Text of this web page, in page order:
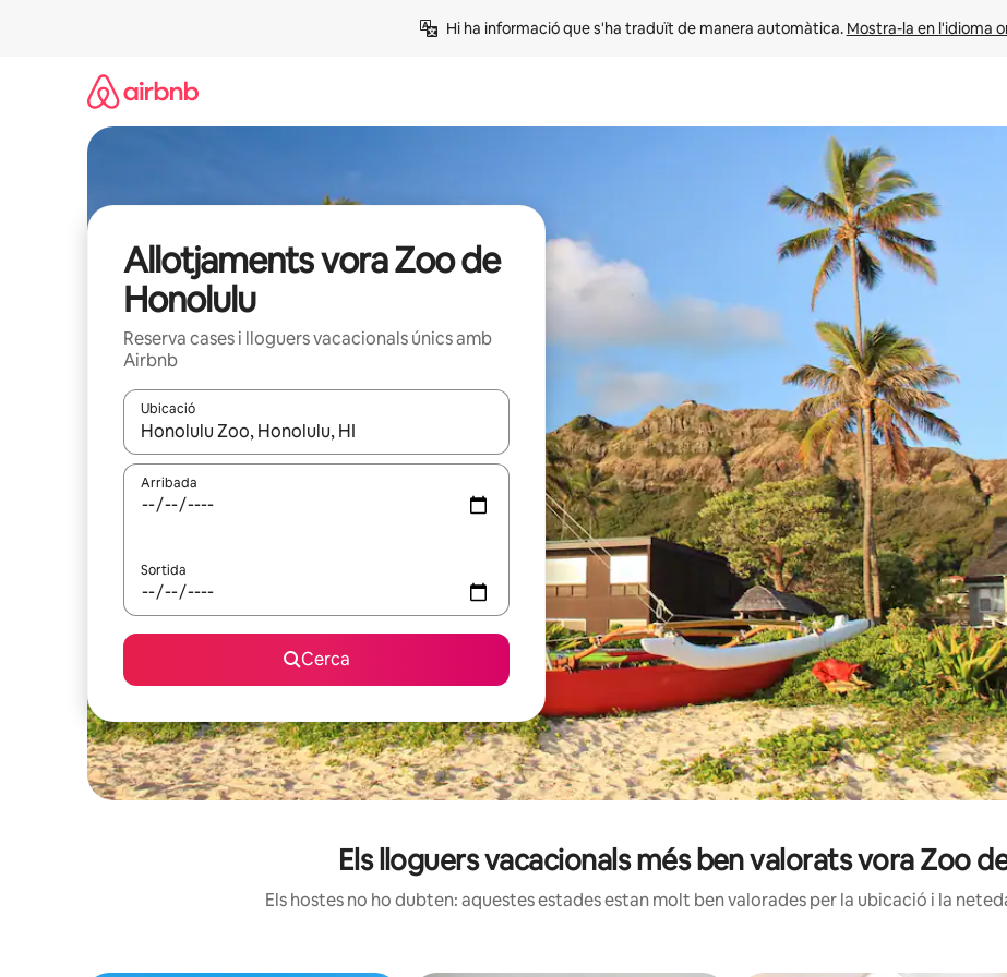
Hi ha informació que s'ha traduït de manera automàtica. Mostra-la en l'idioma
Allotjaments vora Zoo de
Honolulu
Reserva cases i lloguers vacacionals únics amb
Airbnb
Ubicació
Quan els resultats estiguin disponibles, podràs navegar-hi a través de les tecles de les fletxes (amunt i avall), o bé fent un
Arribada
Sortida
Cerca
Els lloguers vacacionals més ben valorats vora Zoo
Els hostes no ho dubten: aquestes estades estan molt ben valorades per la ubicació i la